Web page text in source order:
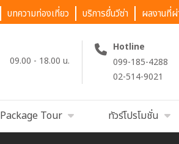
บทความท่องเที่ยว บริการยื่นวีซ่า ผลงานที่ผ่
09.00 - 18.00 น.
Hotline
099-185-4288
02-514-9021
Package Tour ทัวร์โปรโมชั่น